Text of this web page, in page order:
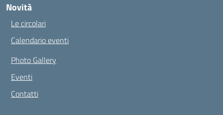
Novità
Le circolari
Calendario eventi
Photo Gallery
Eventi
Contatti